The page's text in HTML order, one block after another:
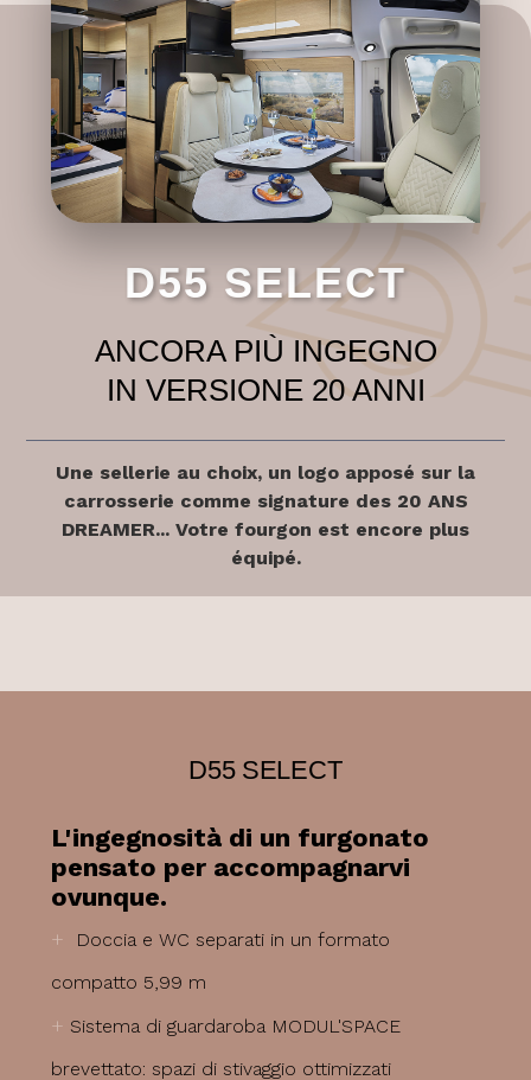
D55 SELECT
ANCORA PIÙ INGEGNO
IN VERSIONE 20 ANNI
Une sellerie au choix, un logo apposé sur la
carrosserie comme signature des 20 ANS
DREAMER... Votre fourgon est encore plus
équipé.
D55 SELECT
L'ingegnosità di un furgonato
pensato per accompagnarvi
ovunque.
+
Doccia e WC separati in un formato
compatto 5,99 m
+ Sistema di guardaroba MODUL'SPACE
brevettato: spazi di stivaggio ottimizzati